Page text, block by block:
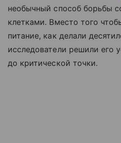
необычный способ борьбы
клетками. Вместо того
питание, как делали
исследователи решили его
до критической точки.